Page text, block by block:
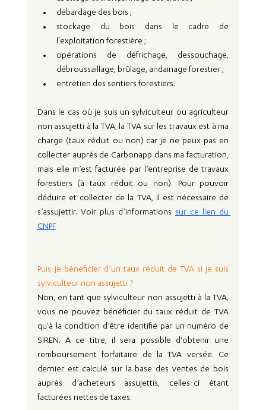
débardage des bois ;
stockage du bois dans le cadre de
l'exploitation forestière ;
opérations de défrichage, dessouchage,
débroussaillage, brûlage, andainage forestier ;
entretien des sentiers forestiers.
Dans le cas où je suis un sylviculteur ou agriculteur
non assujetti à la TVA, la TVA sur les travaux est à ma
charge (taux réduit ou non) car je ne peux pas en
collecter auprès de Carbonapp dans ma facturation,
mais elle m’est facturée par l’entreprise de travaux
forestiers (à taux réduit ou non). Pour pouvoir
déduire et collecter de la TVA, il est nécessaire de
s’assujettir. Voir plus d’informations sur ce lien du
CNPF
Puis-je bénéficier d’un taux réduit de TVA si je suis
sylviculteur non assujetti ?
Non, en tant que sylviculteur non assujetti à la TVA,
vous ne pouvez bénéficier du taux réduit de TVA
qu'à la condition d’être identifié par un numéro de
SIREN. A ce titre, il sera possible d'obtenir une
remboursement forfaitaire de la TVA versée. Ce
dernier est calculé sur la base des ventes de bois
auprès d’acheteurs assujettis, celles-ci étant
facturées nettes de taxes.